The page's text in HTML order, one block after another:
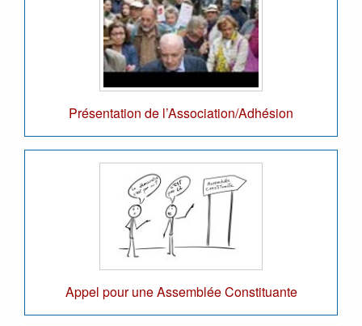
Présentation de l’Association/Adhésion
Appel pour une Assemblée Constituante